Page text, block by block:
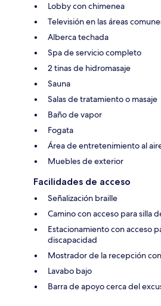
Lobby con chimenea
Televisión en las áreas
Alberca techada
Spa de servicio completo
2 tinas de hidromasaje
Sauna
Salas de tratamiento o masaje
Baño de vapor
Fogata
Área de entretenimiento al
Muebles de exterior
Facilidades de acceso
Señalización braille
Camino con acceso para silla
Estacionamiento con acceso
discapacidad
Mostrador de la recepción
Lavabo bajo
Barra de apoyo cerca del